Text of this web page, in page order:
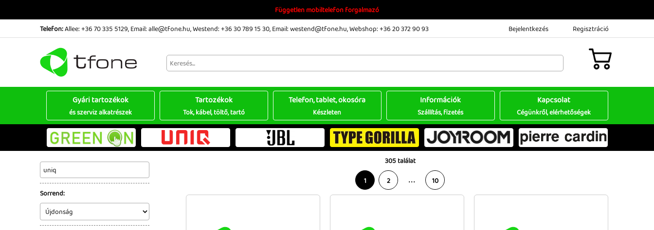
Független mobiltelefon forgalmazó
Telefon:Allee: +36 70 335 5129, Email: alle@tfone.hu,Westend: +36 30 789 15 30, Email: westend@tfone.hu,Webshop: +36 20 372 90 93 Bejelentkezés Regisztráció
Gyári tartozékok
és szerviz alkatrészek
Tartozékok
Tok, kábel, töltő, tartó
Telefon, tablet, okosóra
Készleten
Információk
Szállítás, fizetés
Kapcsolat
Cégünkről, elérhetőségek
Sorrend:
305 találat
1 2 . . . 10